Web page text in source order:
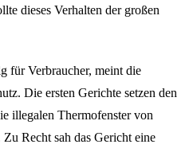
dieses Verhalten der großen
für Verbraucher, meint die
Die ersten Gerichte setzen den
illegalen Thermofenster von
Recht sah das Gericht eine